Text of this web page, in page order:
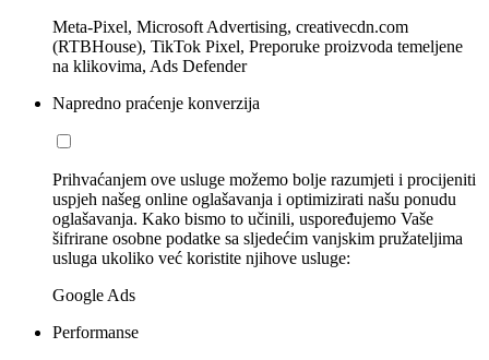
Meta-Pixel, Microsoft Advertising, creativecdn.com
(RTBHouse), TikTok Pixel, Preporuke proizvoda temeljene
na klikovima, Ads Defender
Napredno praćenje konverzija
Prihvaćanjem ove usluge možemo bolje razumjeti i procijeniti
uspjeh našeg online oglašavanja i optimizirati našu ponudu
oglašavanja. Kako bismo to učinili, uspoređujemo Vaše
šifrirane osobne podatke sa sljedećim vanjskim pružateljima
usluga ukoliko već koristite njihove usluge:
Google Ads
Performanse